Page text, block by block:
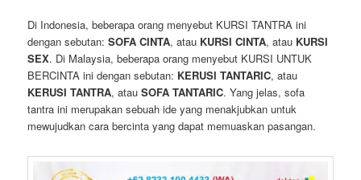
Di Indonesia, beberapa orang menyebut KURSI TANTRA ini
dengan sebutan:SOFA CINTA, atau KURSI CINTA, atau KURSI
SEX. Di Malaysia, beberapa orang menyebut KURSI UNTUK
BERCINTA ini dengan sebutan: KERUSI TANTARIC, atau
KERUSI TANTRA, atauSOFA TANTARIC. Yang jelas, sofa
tantra ini merupakan sebuah ide yang menakjubkan untuk
mewujudkan cara bercinta yang dapat memuaskan pasangan.